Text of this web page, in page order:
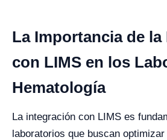
La Importancia de
con LIMS en los
Hematología
La integración con LIMS es
laboratorios que buscan